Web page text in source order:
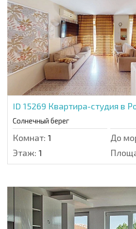
ID 15269 Квартира-студия в
Солнечный берег
Комнат: 1 До
Этаж: 1